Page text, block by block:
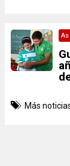
As
Más